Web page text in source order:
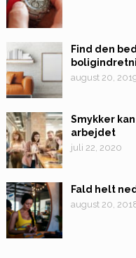
Find den
august 20,
Smykker
arbejdet
juli 22, 2020
Fald helt
august 20,